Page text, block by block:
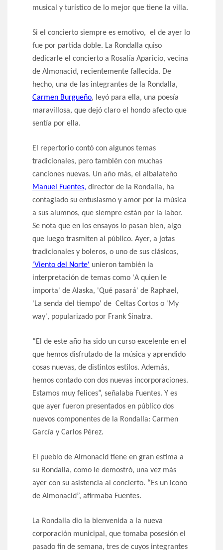
musical y turístico de lo mejor que tiene la villa.
Si el concierto siempre es emotivo, el de ayer lo
fue por partida doble. La Rondalla quiso
dedicarle el concierto a Rosalía Aparicio, vecina
de Almonacid, recientemente fallecida. De
hecho, una de las integrantes de la Rondalla,
Carmen Burgueño, leyó para ella, una poesía
maravillosa, que dejó claro el hondo afecto que
sentía por ella.
El repertorio contó con algunos temas
tradicionales, pero también con muchas
canciones nuevas. Un año más, el albalateño
Manuel Fuentes, director de la Rondalla, ha
contagiado su entusiasmo y amor por la música
a sus alumnos, que siempre están por la labor.
Se nota que en los ensayos lo pasan bien, algo
que luego trasmiten al público. Ayer, a jotas
tradicionales y boleros, o uno de sus clásicos,
'Viento del Norte' unieron también la
interpretación de temas como 'A quien le
importa' de Alaska, 'Qué pasará' de Raphael,
'La senda del tiempo' de Celtas Cortos o 'My
way', popularizado por Frank Sinatra.
“El de este año ha sido un curso excelente en el
que hemos disfrutado de la música y aprendido
cosas nuevas, de distintos estilos. Además,
hemos contado con dos nuevas incorporaciones.
Estamos muy felices”, señalaba Fuentes. Y es
que ayer fueron presentados en público dos
nuevos componentes de la Rondalla: Carmen
García y Carlos Pérez.
El pueblo de Almonacid tiene en gran estima a
su Rondalla, como le demostró, una vez más
ayer con su asistencia al concierto. “Es un icono
de Almonacid”, afirmaba Fuentes.
La Rondalla dio la bienvenida a la nueva
corporación municipal, que tomaba posesión el
pasado fin de semana, tres de cuyos integrantes